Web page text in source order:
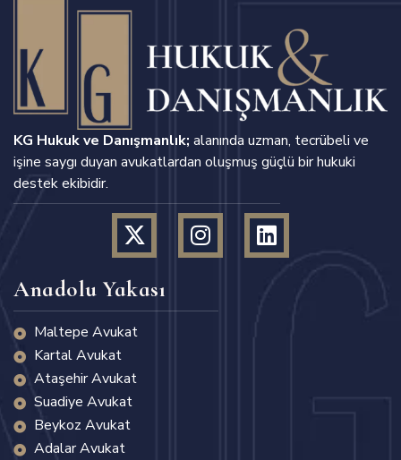
KG Hukuk ve Danışmanlık; alanında uzman, tecrübeli ve
işine saygı duyan avukatlardan oluşmuş güçlü bir hukuki
destek ekibidir.
Anadolu Yakası
Maltepe Avukat
Kartal Avukat
Ataşehir Avukat
Suadiye Avukat
Beykoz Avukat
Adalar Avukat